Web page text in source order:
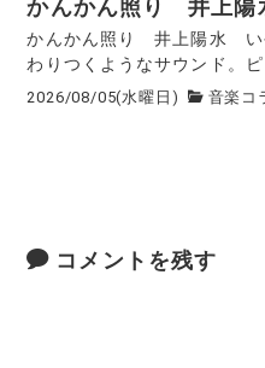
かんかん照り 井上
かんかん照り 井上陽水 い
わりつくようなサウンド。
2026/08/05(水曜日) 音楽コ
コメントを残す